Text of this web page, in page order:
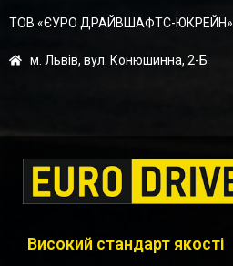
ТОВ «ЄУРО ДРАЙВШАФТC-ЮКРЕЙН»
м. Львів, вул. Конюшинна, 2-Б
Високий стандарт якості